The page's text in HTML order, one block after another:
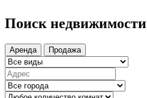
Поиск недвижимости
Аренда Продажа